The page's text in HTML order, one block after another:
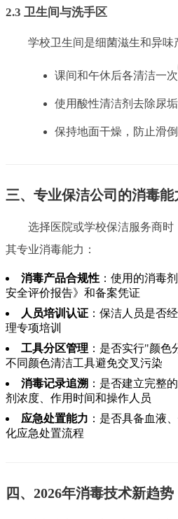
2.3 卫生间与洗手区
学校卫生间是细菌滋生和异味
课间和午休后各清洁一
使用酸性清洁剂去除尿
保持地面干燥，防止滑
三、专业保洁公司的消毒能
选择医院或学校保洁服务商
其专业消毒能力：
消毒产品合规性 ：使用的消毒
安全评价报告》和备案凭证
人员培训认证 ：保洁人员是否
理专项培训
工具分区管理 ：是否实行"颜色
不同颜色清洁工具避免交叉污染
消毒记录追溯 ：是否建立完整
剂浓度、作用时间和操作人员
应急处置能力 ：是否具备血液
化应急处置流程
四、2026年消毒技术新趋势